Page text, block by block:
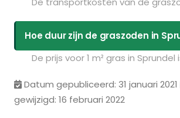
Hoe duur zijn de graszoden in
Datum gepubliceerd: 31 januari 2021
gewijzigd: 16 februari 2022